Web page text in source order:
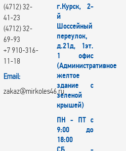
(4712) 32-
41-23
(4712) 32-
69-93
+7 910-316-
11-18
Email:
zakaz@mirkoles46.ru
г.Курск, 2-
й
Шоссейный
переулок,
д.21д, 1эт.
1 офис
(Административное
желтое
здание с
зеленой
крышей)
ПН - ПТ с
9:00 до
18:00